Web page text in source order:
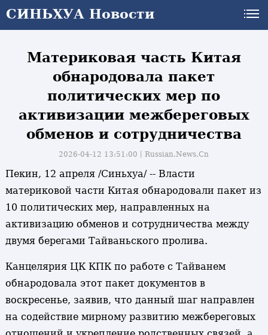
СИНЬХУА Новости
СИНЬХУА Новости
Материковая часть Китая
обнародовала пакет
политических мер по
активизации межбереговых
обменов и сотрудничества
2026-04-12 13:51:00丨Russian.News.Cn
Пекин, 12 апреля /Синьхуа/ -- Власти
материковой части Китая обнародовали пакет из
10 политических мер, направленных на
активизацию обменов и сотрудничества между
двумя берегами Тайваньского пролива.
Канцелярия ЦК КПК по работе с Тайванем
обнародовала этот пакет документов в
воскресенье, заявив, что данный шаг направлен
на содействие мирному развитию межбереговых